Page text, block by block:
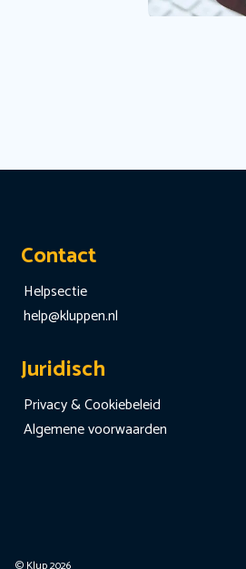
Contact
Helpsectie
help@kluppen.nl
Juridisch
Privacy & Cookiebeleid
Algemene voorwaarden